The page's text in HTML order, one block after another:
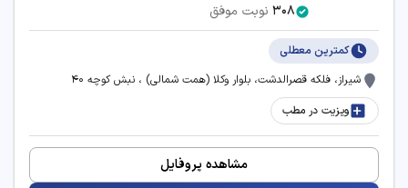
308 نوبت موفق
کمترین معطلی
شیراز، فلکه قصرالدشت، بلوار وکلا (همت شمالی) ، نبش کوچه 40
ویزیت در مطب
مشاهده پروفایل